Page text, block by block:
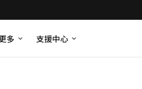
多 支援中心